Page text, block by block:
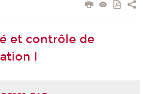
et contrôle de
I